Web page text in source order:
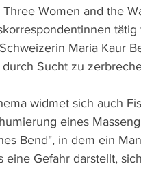
Women and the
Maria Kaur
Sucht zu
widmet sich auch
eines
Bend", in dem ein
eine Gefahr darstellt,